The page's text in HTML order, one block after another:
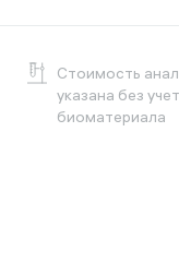
Cтоимость
указана без
биоматериала